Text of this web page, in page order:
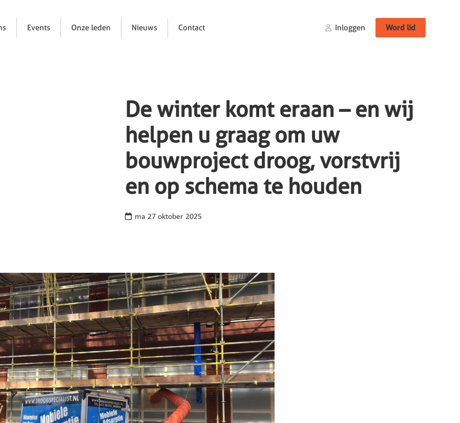
Events Onze leden Nieuws Contact Inloggen Word lid
De winter komt eraan – en wij
helpen u graag om uw
bouwproject droog, vorstvrij
en op schema te houden
ma 27 oktober 2025